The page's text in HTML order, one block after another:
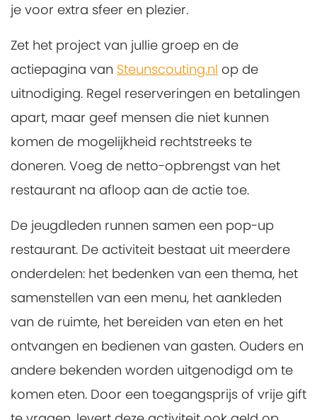
je voor extra sfeer en plezier.
Zet het project van jullie groep en de
actiepagina van Steunscouting.nl op de
uitnodiging. Regel reserveringen en betalingen
apart, maar geef mensen die niet kunnen
komen de mogelijkheid rechtstreeks te
doneren. Voeg de netto-opbrengst van het
restaurant na afloop aan de actie toe.
De jeugdleden runnen samen een pop-up
restaurant. De activiteit bestaat uit meerdere
onderdelen: het bedenken van een thema, het
samenstellen van een menu, het aankleden
van de ruimte, het bereiden van eten en het
ontvangen en bedienen van gasten. Ouders en
andere bekenden worden uitgenodigd om te
komen eten. Door een toegangsprijs of vrije gift